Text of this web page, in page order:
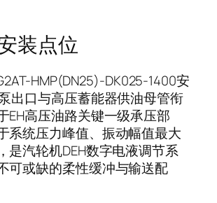
装点位
HMP(DN25)-DK025-1400安
出口与高压蓄能器供油母管衔
EH高压油路关键一级承压部
系统压力峰值、振动幅值最大
是汽轮机DEH数字电液调节系
可或缺的柔性缓冲与输送配